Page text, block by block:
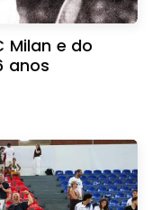
Milan e do
anos